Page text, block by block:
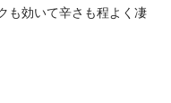
も効いて辛さも程よく凄